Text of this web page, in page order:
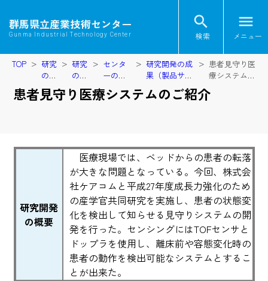
群馬県立産業技術センター
Gunma Industrial Technology Center
search
検索
menu
メニュー
TOP
研究
の実
施
研究
の実
センタ
ーの研
究紹介
研究開発の成
果（製品サン
プル）
患者見守り医
療システムの
患者見守り医療システムのご紹介
研究開発
の概要
医療現場では、ベッドからの患者の転落
が大きな問題となっている。今回、株式会
社ケアコムと平成27年度成長力強化のため
の産学官共同研究を実施し、患者の状態変
化を検出して知らせる見守りシステムの開
発を行った。センシングにはTOFセンサと
ドップラを使用し、離床前や容態変化時の
患者の動作を検出可能なシステムとするこ
とが出来た。